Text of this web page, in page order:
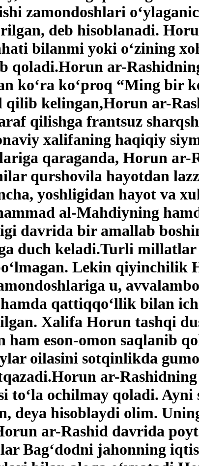
zamondoshlari
deb hisoblanadi.
bilanmi yoki o‘zining
qoladi.Horun ar-
ko‘ra ko‘proq “Ming bir
kelingan,Horun ar-
qilishga frantsuz
xalifaning haqiqiy
qaraganda, Horun ar-
qurshovila hayotdan
yoshligidan hayot va
al-Mahdiyning
davrida bir amallab
duch keladi.Turli
Lekin qiyinchilik
u,
qattiqqo‘llik bilan
Xalifa Horun tashqi
eson-omon saqlanib
oilasini sotqinlikda
ar-Rashidning
to‘la ochilmay qoladi.
hisoblaydi olim.
ar-Rashid davrida
Bag‘dodni jahonning